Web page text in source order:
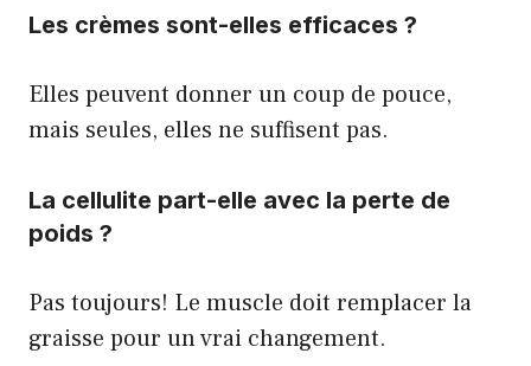
Les crèmes sont-elles efficaces ?
Elles peuvent donner un coup de pouce,
mais seules, elles ne suffisent pas.
La cellulite part-elle avec la perte de
poids ?
Pas toujours! Le muscle doit remplacer la
graisse pour un vrai changement.